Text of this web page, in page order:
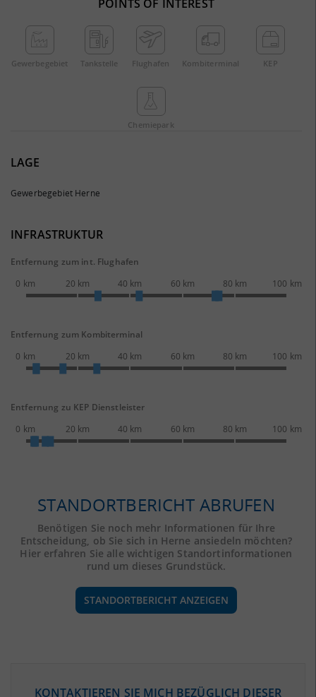
POINTS OF INTEREST
Gewerbe­gebiet Tankstelle Flughafen Kombi­terminal KEP
Chemie­park
LAGE
Gewerbegebiet Herne
INFRASTRUKTUR
Entfernung zum int. Flughafen
0 km
20 km 40 km 60 km 80 km 100 km
Entfernung zum Kombiterminal
0 km
20 km 40 km 60 km 80 km 100 km
Entfernung zu KEP Dienstleister
0 km
20 km 40 km 60 km 80 km 100 km
STANDORTBERICHT ABRUFEN
Benötigen Sie noch mehr Informationen für Ihre
Entscheidung, ob Sie sich in Herne ansiedeln möchten?
Hier erfahren Sie alle wichtigen Standortinformationen
rund um dieses Grundstück.
STANDORTBERICHT ANZEIGEN
KONTAKTIEREN SIE MICH BEZÜGLICH DIESER